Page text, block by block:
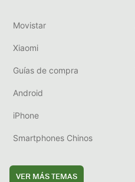
Movistar
Xiaomi
Guías de compra
Android
iPhone
Smartphones Chinos
VER MÁS TEMAS